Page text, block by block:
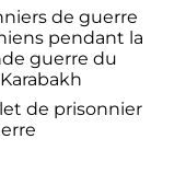
le 27 juillet
retour au
(1918-
219-234.
de guerre
pendant la
guerre du
de prisonnier